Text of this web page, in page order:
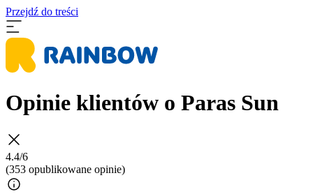
Przejdź do treści
Opinie klientów o Paras Sun
4.4/6
(353 opublikowane opinie)